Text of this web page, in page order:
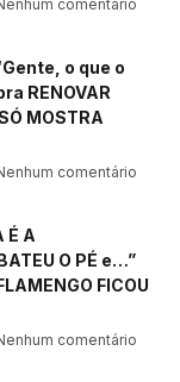
comentário
o que o
RENOVAR
MOSTRA
comentário
É A
O PÉ e…”
FICOU
comentário